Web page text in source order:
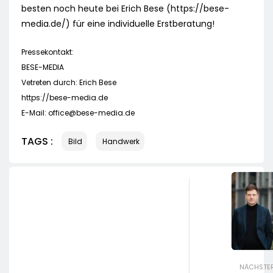
besten noch heute bei Erich Bese (https://bese-
media.de/) für eine individuelle Erstberatung!
Pressekontakt:
BESE-MEDIA
Vetreten durch: Erich Bese
https://bese-media.de
E-Mail: office@bese-media.de
TAGS : Bild Handwerk